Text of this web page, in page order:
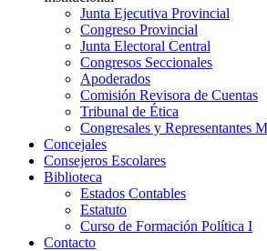
Junta Ejecutiva Provincial
Congreso Provincial
Junta Electoral Central
Congresos Seccionales
Apoderados
Comisión Revisora de Cuentas
Tribunal de Ética
Congresales y Representantes
Concejales
Consejeros Escolares
Biblioteca
Estados Contables
Estatuto
Curso de Formación Política I
Contacto